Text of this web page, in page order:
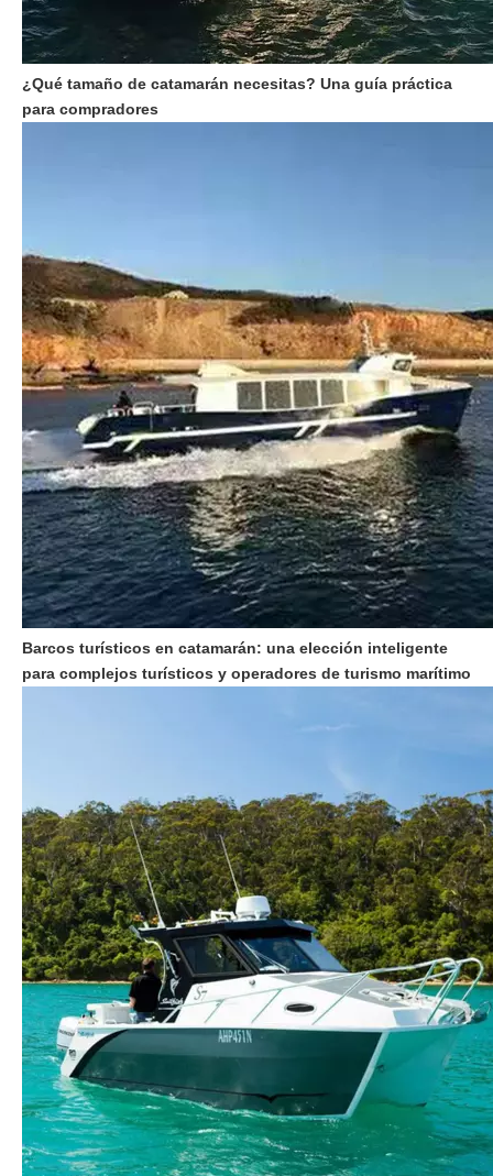
¿Qué tamaño de catamarán necesitas? Una guía práctica
para compradores
Barcos turísticos en catamarán: una elección inteligente
para complejos turísticos y operadores de turismo marítimo